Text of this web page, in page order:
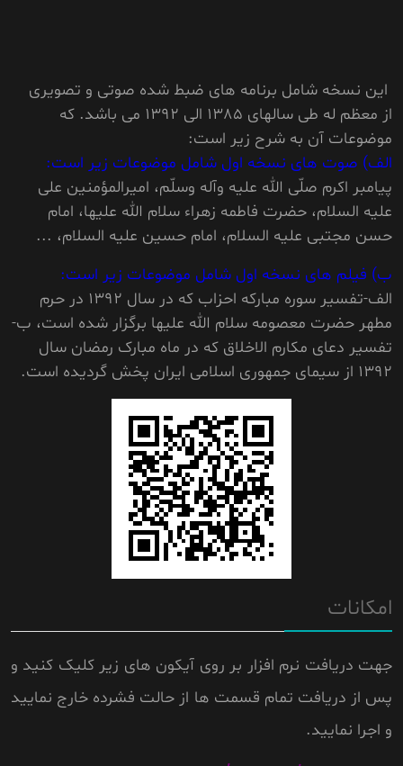
این نسخه شامل برنامه های ضبط شده صوتی و تصویری
از معظم له طی سالهای 1385 الی 1392 می باشد. که
موضوعات آن به شرح زیر است:
الف) صوت های نسخه اول شامل موضوعات زیر است:
پیامبر اکرم صلّی الله علیه وآله وسلّم، امیرالمؤمنین علی
علیه السلام، حضرت فاطمه زهراء سلام الله علیها، امام
حسن مجتبی علیه السلام، امام حسین علیه السلام، ...
ب) فیلم های نسخه اول شامل موضوعات زیر است:
الف-تفسیر سوره مبارکه احزاب که در سال 1392 در حرم
مطهر حضرت معصومه سلام الله علیها برگزار شده است، ب-
تفسیر دعای مکارم الاخلاق که در ماه مبارک رمضان سال
1392 از سیمای جمهوری اسلامی ایران پخش گردیده است.
امکانات
جهت دریافت نرم افزار بر روی آیکون های زیر کلیک کنید و
پس از دریافت تمام قسمت ها از حالت فشرده خارج نمایید
و اجرا نمایید.